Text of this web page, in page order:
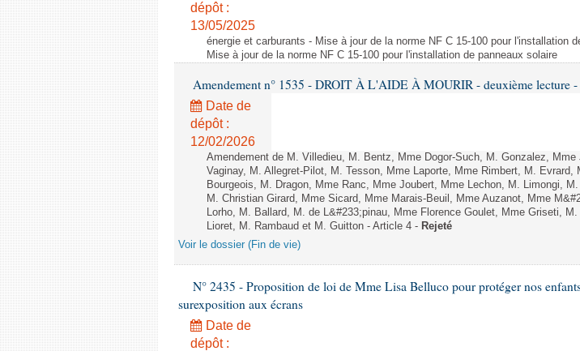
dépôt :
13/05/2025
énergie et carburants - Mise à jour de la norme NF C 15-100 pour l'installation
Mise à jour de la norme NF C 15-100 pour l'installation de panneaux solaire
Amendement n° 1535 - DROIT À L'AIDE À MOURIR - deuxième lecture -
Date de
dépôt :
12/02/2026
Amendement de M. Villedieu, M. Bentz, Mme Dogor-Such, M. Gonzalez, Mme
Vaginay, M. Allegret-Pilot, M. Tesson, Mme Laporte, Mme Rimbert, M. Evrard,
Bourgeois, M. Dragon, Mme Ranc, Mme Joubert, Mme Lechon, M. Limongi,
M. Christian Girard, Mme Sicard, Mme Marais-Beuil, Mme Auzanot, Mme
Lorho, M. Ballard, M. de L&#233;pinau, Mme Florence Goulet, Mme Griseti,
Lioret, M. Rambaud et M. Guitton - Article 4 - Rejeté
Voir le dossier (Fin de vie)
N° 2435 - Proposition de loi de Mme Lisa Belluco pour protéger nos
surexposition aux écrans
Date de
dépôt :